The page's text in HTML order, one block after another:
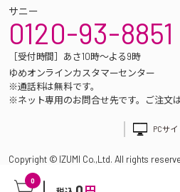
0
サニー
0120-93-8851
［受付時間］あさ10時～よる9時
ゆめオンラインカスタマーセンター
※通話料は無料です。
※ネット専用のお問合せ先です。ご注文
PCサイ
Copyright © IZUMI Co.,Ltd. All rights